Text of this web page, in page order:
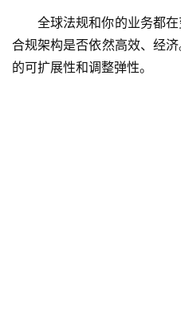
主
全球法规和你的业务都
合规架构是否依然高效、经
的可扩展性和调整弹性。